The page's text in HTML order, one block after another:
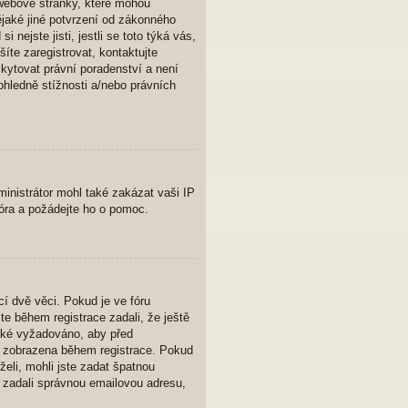
stránky, které mohou
jiné potvrzení od zákonného
nejste jisti, jestli se toto týká vás,
zaregistrovat, kontaktujte
právní poradenství a není
stížnosti a/nebo právních
mohl také zakázat vaši IP
a požádejte ho o pomoc.
dvě věci. Pokud je ve fóru
během registrace zadali, že ještě
vyžadováno, aby před
během registrace. Pokud
mohli jste zadat špatnou
správnou emailovou adresu,